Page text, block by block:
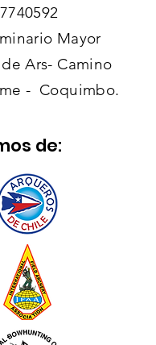
Mayor
Ars- Camino
- Coquimbo.
de: